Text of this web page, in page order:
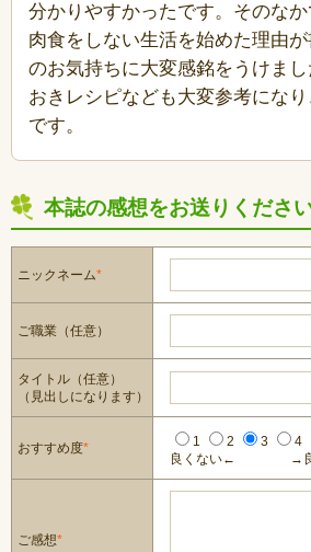
分かりやすかったです。そのな
肉食をしない生活を始めた理由
のお気持ちに大変感銘をうけま
おきレシピなども大変参考にな
です。
本誌の感想をお送りくださ
ニックネーム*
ご職業（任意）
タイトル（任意）
（見出しになります）
おすすめ度* 1 2 3 4
良くない←
→
ご感想*